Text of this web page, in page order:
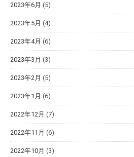
2023年6月 (5)
2023年5月 (4)
2023年4月 (6)
2023年3月 (3)
2023年2月 (5)
2023年1月 (6)
2022年12月 (7)
2022年11月 (6)
2022年10月 (3)